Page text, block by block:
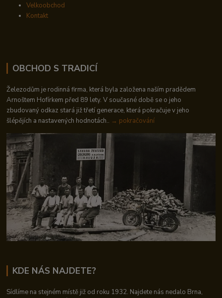
Velkoobchod
Kontakt
OBCHOD S TRADICÍ
Železodům je rodinná firma, která byla založena naším pradědem
Arnoštem Hofírkem před 89 lety. V současné době se o jeho
zbudovaný odkaz stará již třetí generace, která pokračuje v jeho
šlépějích a nastavených hodnotách.. → pokračování
KDE NÁS NAJDETE?
Sídlíme na stejném místě již od roku 1932. Najdete nás nedalo Brna,